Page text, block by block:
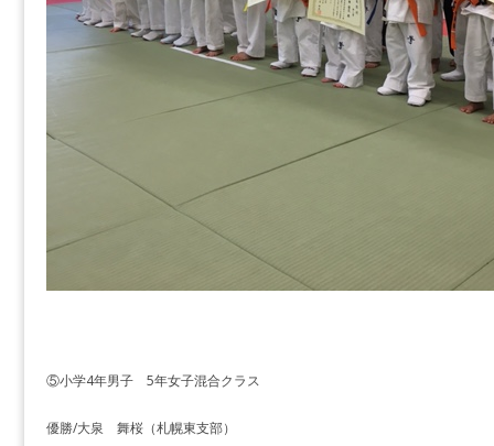
⑤小学4年男子 5年女子混合クラス
優勝/大泉 舞桜（札幌東支部）